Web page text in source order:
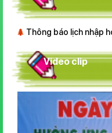
Thông báo lịch nhập
Video clip